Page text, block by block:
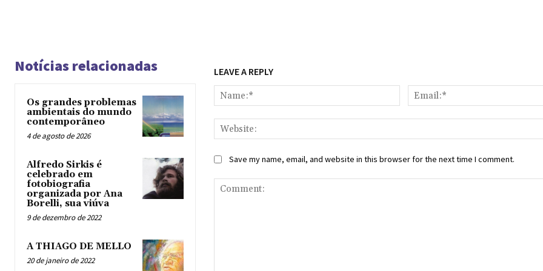
Notícias relacionadas
Os grandes problemas
ambientais do mundo
contemporâneo
4 de agosto de 2026
Alfredo Sirkis é
celebrado em
fotobiografia
organizada por Ana
Borelli, sua viúva
9 de dezembro de 2022
A THIAGO DE MELLO
20 de janeiro de 2022
LEAVE A REPLY
Name:*
Save my name, email, and website in this browser for the next time I comment.